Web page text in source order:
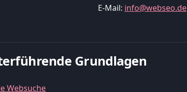
E-Mail: info@webseo.de
Grundlagen
Websuche